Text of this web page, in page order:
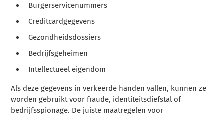
Burgerservicenummers
Creditcardgegevens
Gezondheidsdossiers
Bedrijfsgeheimen
Intellectueel eigendom
Als deze gegevens in verkeerde handen vallen, kunnen ze
worden gebruikt voor fraude, identiteitsdiefstal of
bedrijfsspionage. De juiste maatregelen voor